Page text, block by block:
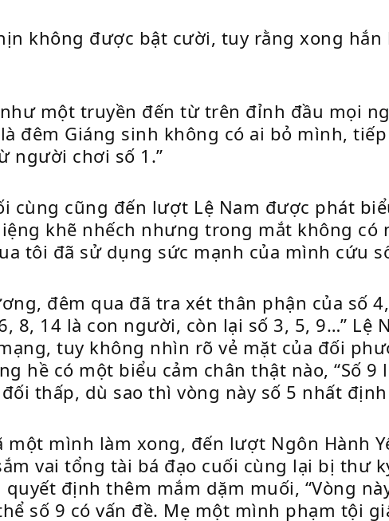
không được bật cười, tuy rằng xong
một truyền đến từ trên đỉnh đầu mọi
đêm Giáng sinh không có ai bỏ mình,
người chơi số 1.”
cùng cũng đến lượt Lệ Nam được phát
khẽ nhếch nhưng trong mắt không có
tôi đã sử dụng sức mạnh của mình cứu
đêm qua đã tra xét thân phận của số
8, 14 là con người, còn lại số 3, 5, 9…” Lệ
tuy không nhìn rõ vẻ mặt của đối
hề có một biểu cảm chân thật nào, “Số 9
thấp, dù sao thì vòng này số 5 nhất
một mình làm xong, đến lượt Ngôn Hành
vai tổng tài bá đạo cuối cùng lại bị thư
định thêm mắm dặm muối, “Vòng
số 9 có vấn đề. Mẹ một mình phạm tội